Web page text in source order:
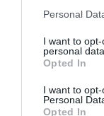
Personal
I want to
personal data.
Opted In
I want to
Personal
Opted In
que ara
reconegut que
fins que
l'índex d'atur, i
prop".